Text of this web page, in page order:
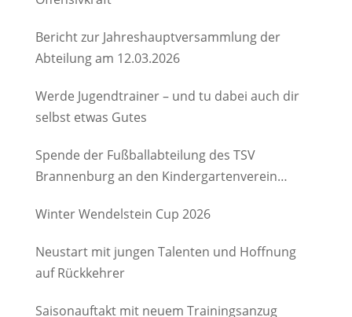
Bericht zur Jahreshauptversammlung der
Abteilung am 12.03.2026
Werde Jugendtrainer – und tu dabei auch dir
selbst etwas Gutes
Spende der Fußballabteilung des TSV
Brannenburg an den Kindergartenverein
Winter Wendelstein Cup 2026
Neustart mit jungen Talenten und Hoffnung
auf Rückkehrer
Saisonauftakt mit neuem Trainingsanzug